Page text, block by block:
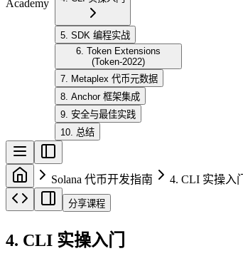
Academy
5. SDK 编程实战
6. Token Extensions
(Token-2022)
7. Metaplex 代币元数据
8. Anchor 框架集成
9. 安全与最佳实践
10. 总结
Solana 代币开发指南 4. CLI 实操入门
分享课程
4. CLI 实操入门